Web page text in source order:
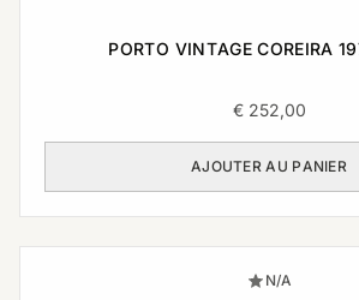
PORTO VINTAGE COREIRA
€252,00
AJOUTER AU PANIER
N/A